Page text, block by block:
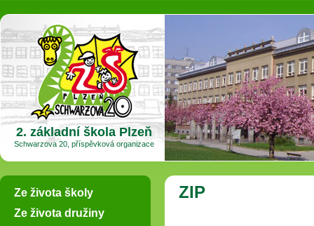
2. základní škola Plzeň
Schwarzova 20, příspěvková organizace
ZIP
Ze života školy
Ze života družiny